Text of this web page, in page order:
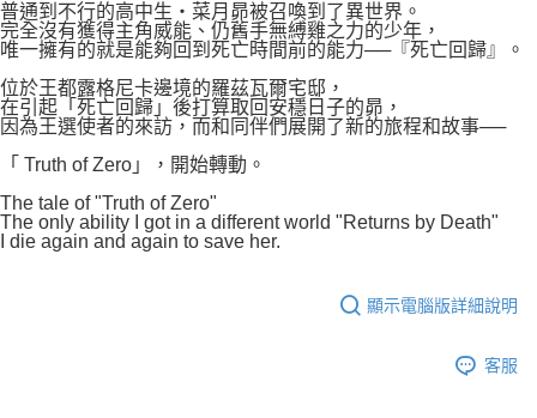
任。
４．使用「AFTEE先享後付」時，將依據個別帳號之用戶狀況，依本公司即
時審查核予不同之上限額度；若仍有額度不足之情形，本公司將視審查結果
請求用戶進行身份認證。
５．嚴禁一人註冊多個帳號或使用他人資訊註冊。若發現惡意使用之情形，
恩沛科技股份有限公司將有權停止該用戶之使用額度並採取法律行動。
每筆NT$100，滿NT$800(含以上)免運費
普通到不行的高中生‧菜月昴被召喚到了異世界。
完全沒有獲得主角威能、仍舊手無縛雞之力的少年，
唯一擁有的就是能夠回到死亡時間前的能力──『死亡回歸』。
位於王都露格尼卡邊境的羅茲瓦爾宅邸，
在引起「死亡回歸」後打算取回安穩日子的昴，
因為王選使者的來訪，而和同伴們展開了新的旅程和故事──
「 Truth of Zero」，開始轉動。
The tale of "Truth of Zero"
The only ability I got in a different world "Returns by Death"
I die again and again to save her.
顯示電腦版詳細說明
客服